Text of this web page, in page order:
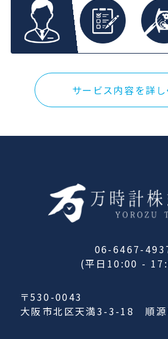
サービス内容を詳し
06-6467-
(平日10:00 -
〒530-0043
大阪市北区天満3-3-18 順源